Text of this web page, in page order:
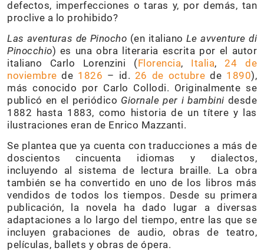
defectos, imperfecciones o taras y, por demás, tan
proclive a lo prohibido?
Las aventuras de Pinocho (en italiano Le avventure di
Pinocchio) es una obra literaria escrita por el autor
italiano Carlo Lorenzini (Florencia, Italia,24 de
noviembre de 1826 – id. 26 de octubre de 1890),
más conocido por Carlo Collodi. Originalmente se
publicó en el periódico Giornale per i bambini desde
1882 hasta 1883, como historia de un títere y las
ilustraciones eran de Enrico Mazzanti.
Se plantea que ya cuenta con traducciones a más de
doscientos cincuenta idiomas y dialectos,
incluyendo al sistema de lectura braille. La obra
también se ha convertido en uno de los libros más
vendidos de todos los tiempos. Desde su primera
publicación, la novela ha dado lugar a diversas
adaptaciones a lo largo del tiempo, entre las que se
incluyen grabaciones de audio, obras de teatro,
películas, ballets y obras de ópera.